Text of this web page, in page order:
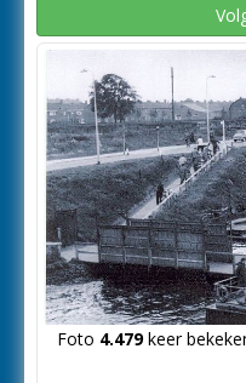
Foto 4.479keer